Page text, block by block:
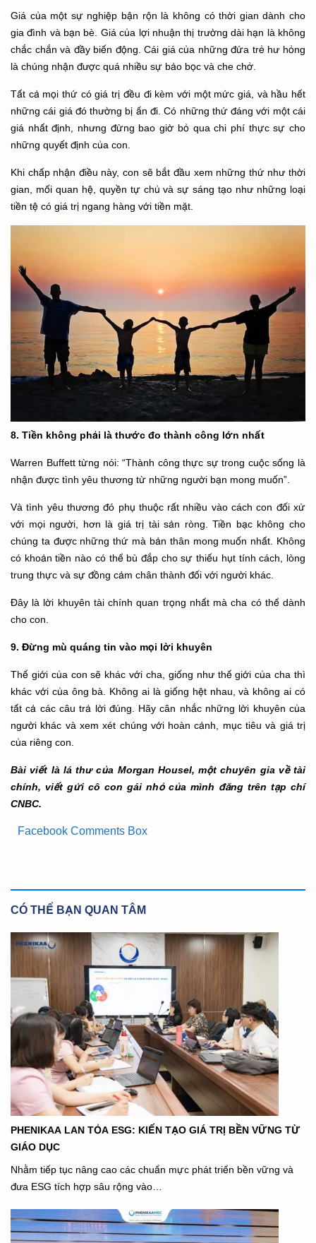
Giá của một sự nghiệp bận rộn là không có thời gian dành cho
gia đình và bạn bè. Giá của lợi nhuận thị trường dài hạn là không
chắc chắn và đầy biến động. Cái giá của những đứa trẻ hư hỏng
là chúng nhận được quá nhiều sự bảo bọc và che chở.
Tất cả mọi thứ có giá trị đều đi kèm với một mức giá, và hầu hết
những cái giá đó thường bị ẩn đi. Có những thứ đáng với một cái
giá nhất định, nhưng đừng bao giờ bỏ qua chi phí thực sự cho
những quyết định của con.
Khi chấp nhận điều này, con sẽ bắt đầu xem những thứ như thời
gian, mối quan hệ, quyền tự chủ và sự sáng tạo như những loại
tiền tệ có giá trị ngang hàng với tiền mặt.
8. Tiền không phải là thước đo thành công lớn nhất
Warren Buffett từng nói: “Thành công thực sự trong cuộc sống là
nhận được tình yêu thương từ những người bạn mong muốn”.
Và tình yêu thương đó phụ thuộc rất nhiều vào cách con đối xử
với mọi người, hơn là giá trị tài sản ròng. Tiền bạc không cho
chúng ta được những thứ mà bản thân mong muốn nhất. Không
có khoản tiền nào có thể bù đắp cho sự thiếu hụt tính cách, lòng
trung thực và sự đồng cảm chân thành đối với người khác.
Đây là lời khuyên tài chính quan trọng nhất mà cha có thể dành
cho con.
9. Đừng mù quáng tin vào mọi lời khuyên
Thế giới của con sẽ khác với cha, giống như thế giới của cha thì
khác với của ông bà. Không ai là giống hệt nhau, và không ai có
tất cả các câu trả lời đúng. Hãy cân nhắc những lời khuyên của
người khác và xem xét chúng với hoàn cảnh, mục tiêu và giá trị
của riêng con.
Bài viết là lá thư của Morgan Housel, một chuyên gia về tài
chính, viết gửi cô con gái nhỏ của mình đăng trên tạp chí
CNBC.
Facebook Comments Box
CÓ THỂ BẠN QUAN TÂM
PHENIKAA LAN TỎA ESG: KIẾN TẠO GIÁ TRỊ BỀN VỮNG TỪ
GIÁO DỤC
Nhằm tiếp tục nâng cao các chuẩn mực phát triển bền vững và
đưa ESG tích hợp sâu rộng vào…